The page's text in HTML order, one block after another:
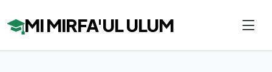
MI MIRFA'UL ULUM